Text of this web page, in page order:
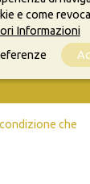
che
e come
Informazioni